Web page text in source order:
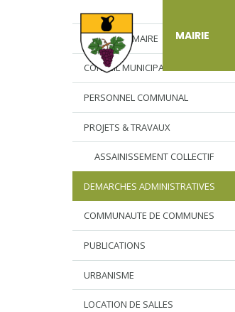
MAIRIE
L’EDITO DU MAIRE
CONSEIL MUNICIPAL
PERSONNEL COMMUNAL
PROJETS & TRAVAUX
ASSAINISSEMENT COLLECTIF
DEMARCHES ADMINISTRATIVES
COMMUNAUTE DE COMMUNES
PUBLICATIONS
URBANISME
LOCATION DE SALLES